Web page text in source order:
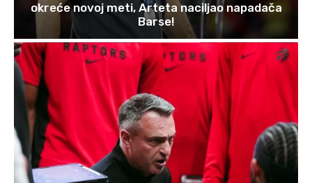
okreće novoj meti, Arteta naciljao napadača
Barse!